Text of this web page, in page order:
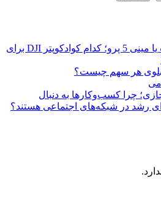
هلی شات نئو 2، فلیپ یا مینی 5 پرو؛ کدام کوادکوپتر DJI برای
هر سهم چیست؟
چرا کسب‌وکارها به دنبال
رشد در شبکه‌های اجتماعی هستند؟